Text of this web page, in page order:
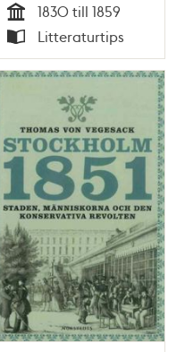
Tid
1830 till 1859
Typ
Litteraturtips